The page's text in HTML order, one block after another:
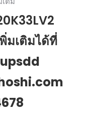
มเติมได้ที่